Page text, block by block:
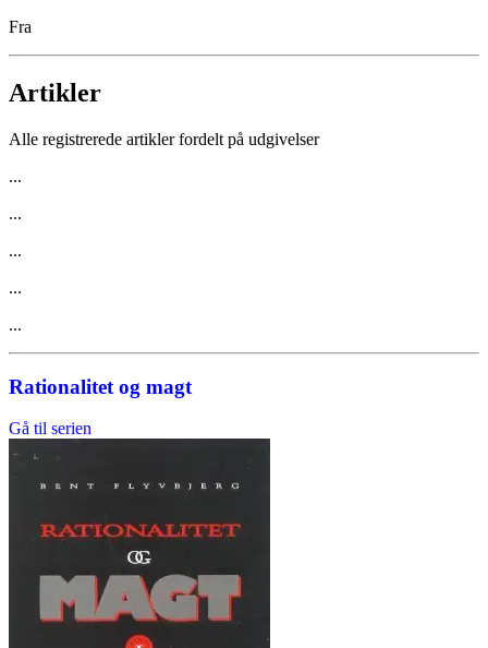
Fra
Artikler
Alle registrerede artikler fordelt på udgivelser
...
...
...
...
...
Rationalitet og magt
Gå til serien